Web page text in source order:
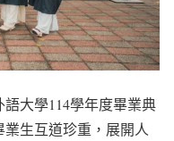
語大學114學年度畢業典
生互道珍重，展開人